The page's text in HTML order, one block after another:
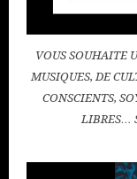
VOUS SOUHAITE
MUSIQUES, DE
CONSCIENTS,
LIBRES…